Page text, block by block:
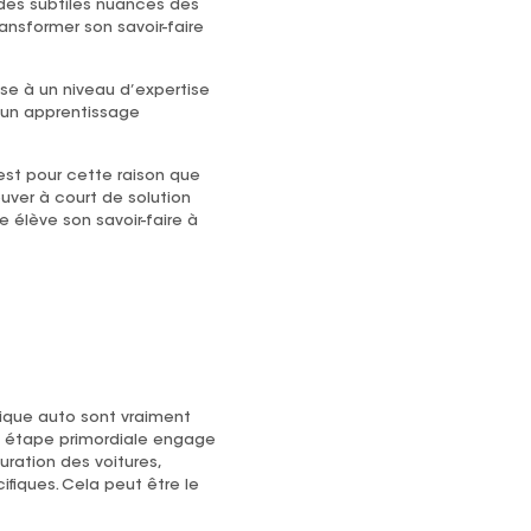
subtiles nuances des
son savoir-faire
à un niveau d’expertise
apprentissage
pour cette raison que
à court de solution
élève son savoir-faire à
auto sont vraiment
étape primordiale engage
des voitures,
Cela peut être le